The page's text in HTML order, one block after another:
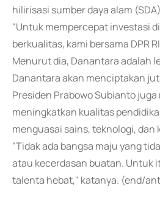
hilirisasi sumber daya alam
"Untuk mempercepat investasi
berkualitas, kami bersama DPR
Menurut dia, Danantara adalah
Danantara akan menciptakan
Presiden Prabowo Subianto
meningkatkan kualitas
menguasai sains, teknologi,
"Tidak ada bangsa maju yang
atau kecerdasan buatan. Untuk
talenta hebat," katanya. (end/